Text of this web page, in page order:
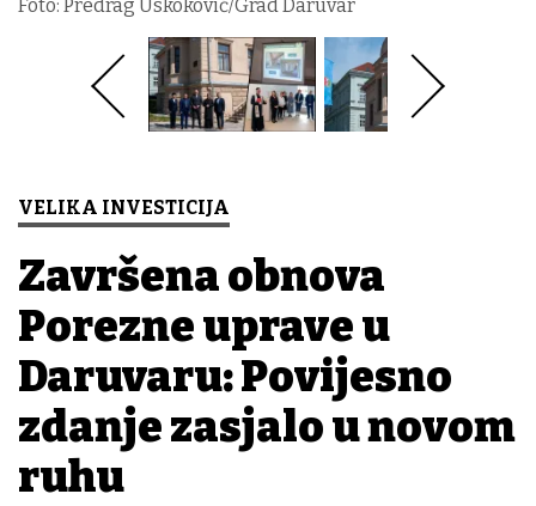
Foto: Predrag Uskoković/Grad Daruvar
VELIKA INVESTICIJA
Završena obnova
Porezne uprave u
Daruvaru: Povijesno
zdanje zasjalo u novom
ruhu